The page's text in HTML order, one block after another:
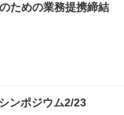
ための業務提携締結
ンポジウム2/23